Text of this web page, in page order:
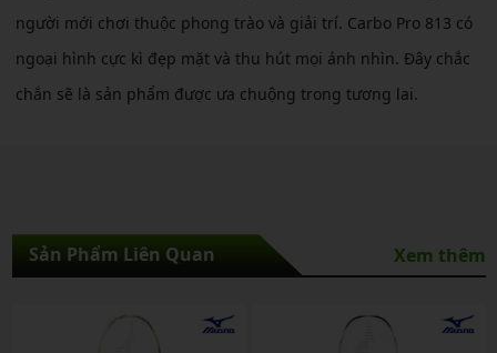
người mới chơi thuộc phong trào và giải trí. Carbo Pro 813 có
ngoại hình cực kì đẹp mặt và thu hút mọi ánh nhìn. Đây chắc
chắn sẽ là sản phẩm được ưa chuộng trong tương lai.
Sản Phẩm Liên Quan Xem thêm